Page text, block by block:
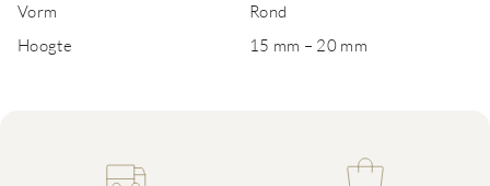
Vorm
Rond
Hoogte
15 mm – 20 mm